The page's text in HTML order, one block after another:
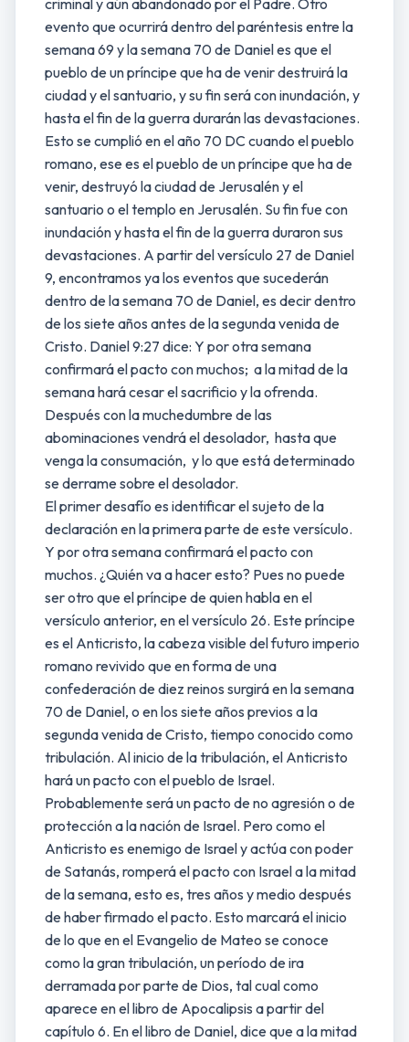
criminal y aún abandonado por el Padre. Otro
evento que ocurrirá dentro del paréntesis entre la
semana 69 y la semana 70 de Daniel es que el
pueblo de un príncipe que ha de venir destruirá la
ciudad y el santuario, y su fin será con inundación, y
hasta el fin de la guerra durarán las devastaciones.
Esto se cumplió en el año 70 DC cuando el pueblo
romano, ese es el pueblo de un príncipe que ha de
venir, destruyó la ciudad de Jerusalén y el
santuario o el templo en Jerusalén. Su fin fue con
inundación y hasta el fin de la guerra duraron sus
devastaciones. A partir del versículo 27 de Daniel
9, encontramos ya los eventos que sucederán
dentro de la semana 70 de Daniel, es decir dentro
de los siete años antes de la segunda venida de
Cristo. Daniel 9:27 dice: Y por otra semana
confirmará el pacto con muchos; a la mitad de la
semana hará cesar el sacrificio y la ofrenda.
Después con la muchedumbre de las
abominaciones vendrá el desolador, hasta que
venga la consumación, y lo que está determinado
se derrame sobre el desolador.
El primer desafío es identificar el sujeto de la
declaración en la primera parte de este versículo.
Y por otra semana confirmará el pacto con
muchos. ¿Quién va a hacer esto? Pues no puede
ser otro que el príncipe de quien habla en el
versículo anterior, en el versículo 26. Este príncipe
es el Anticristo, la cabeza visible del futuro imperio
romano revivido que en forma de una
confederación de diez reinos surgirá en la semana
70 de Daniel, o en los siete años previos a la
segunda venida de Cristo, tiempo conocido como
tribulación. Al inicio de la tribulación, el Anticristo
hará un pacto con el pueblo de Israel.
Probablemente será un pacto de no agresión o de
protección a la nación de Israel. Pero como el
Anticristo es enemigo de Israel y actúa con poder
de Satanás, romperá el pacto con Israel a la mitad
de la semana, esto es, tres años y medio después
de haber firmado el pacto. Esto marcará el inicio
de lo que en el Evangelio de Mateo se conoce
como la gran tribulación, un período de ira
derramada por parte de Dios, tal cual como
aparece en el libro de Apocalipsis a partir del
capítulo 6. En el libro de Daniel, dice que a la mitad